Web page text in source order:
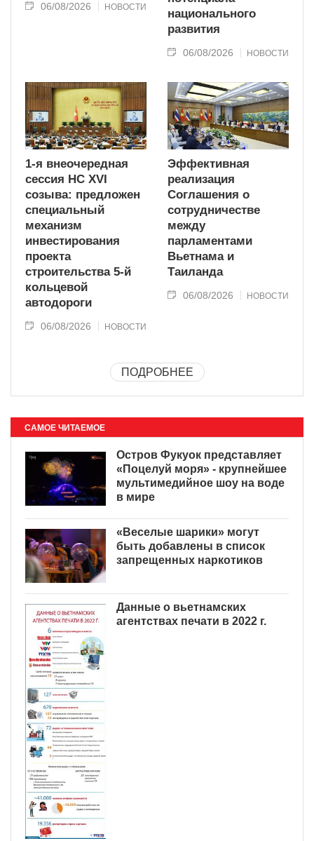
06/08/2026 НОВОСТИ
национального
развития
06/08/2026 НОВОСТИ
1-я внеочередная
сессия НС XVI
созыва: предложен
специальный
механизм
инвестирования
проекта
строительства 5-й
кольцевой
автодороги
06/08/2026 НОВОСТИ
Эффективная
реализация
Соглашения о
сотрудничестве
между
парламентами
Вьетнама и
Таиланда
06/08/2026 НОВОСТИ
ПОДРОБНЕЕ
САМОЕ ЧИТАЕМОЕ
Остров Фукуок представляет
«Поцелуй моря» - крупнейшее
мультимедийное шоу на воде
в мире
«Веселые шарики» могут
быть добавлены в список
запрещенных наркотиков
Данные о вьетнамских
агентствах печати в 2022 г.